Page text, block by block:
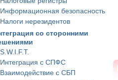
Информационная безопасность
Налоги нерезидентов
со сторонними
S.W.I.F.T.
Интеграция с СПФС
Взаимодействие с СБП